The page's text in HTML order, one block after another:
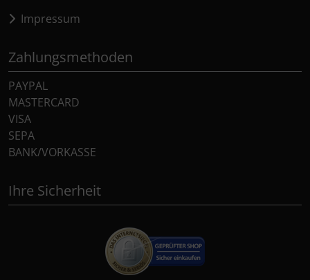
Impressum
Zahlungsmethoden
PAYPAL
MASTERCARD
VISA
SEPA
BANK/VORKASSE
Ihre Sicherheit